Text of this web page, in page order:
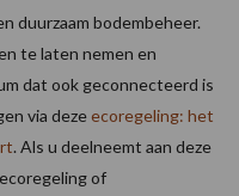
duurzaam bodembeheer.
te laten nemen en
dat ook geconnecteerd is
via dezeecoregeling: het
. Als u deelneemt aan deze
of